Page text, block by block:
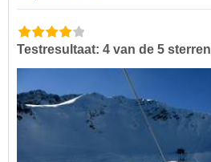
Testresultaat: 4 van de 5 sterren